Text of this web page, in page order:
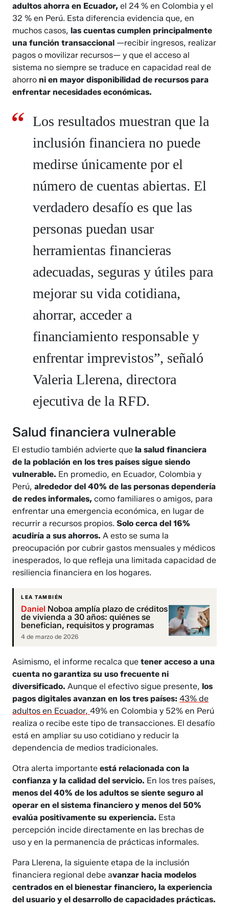
adultos ahorra en Ecuador,el 24 % en Colombia y el
32 % en Perú. Esta diferencia evidencia que, en
muchos casos, las cuentas cumplen principalmente
una función transaccional —recibir ingresos, realizar
pagos o movilizar recursos— y que el acceso al
sistema no siempre se traduce en capacidad real de
ahorroni en mayor disponibilidad de recursos para
enfrentar necesidades económicas.
Los resultados muestran que la
inclusión financiera no puede
medirse únicamente por el
número de cuentas abiertas. El
verdadero desafío es que las
personas puedan usar
herramientas financieras
adecuadas, seguras y útiles para
mejorar su vida cotidiana,
ahorrar, acceder a
financiamiento responsable y
enfrentar imprevistos”, señaló
Valeria Llerena, directora
ejecutiva de la RFD.
Salud financiera vulnerable
El estudio también advierte que la salud financiera
de la población en los tres países sigue siendo
vulnerable. En promedio, en Ecuador, Colombia y
Perú,alrededor del 40% de las personas dependería
de redes informales,como familiares o amigos, para
enfrentar una emergencia económica, en lugar de
recurrir a recursos propios.Solo cerca del 16%
acudiría a sus ahorros.A esto se suma la
preocupación por cubrir gastos mensuales y médicos
inesperados, lo que refleja una limitada capacidad de
resiliencia financiera en los hogares.
LEA TAMBIÉN
Daniel Noboa amplía plazo de créditos
de vivienda a 30 años: quiénes se
benefician, requisitos y programas
4 de marzo de 2026
Asimismo, el informe recalca quetener acceso a una
cuenta no garantiza su uso frecuente ni
diversificado.Aunque el efectivo sigue presente, los
pagos digitales avanzan en los tres países: 43% de
adultos en Ecuador,49% en Colombia y 52% en Perú
realiza o recibe este tipo de transacciones. El desafío
está en ampliar su uso cotidiano y reducir la
dependencia de medios tradicionales.
Otra alerta importanteestá relacionada con la
confianza y la calidad del servicio. En los tres países,
menos del 40% de los adultos se siente seguro al
operar en el sistema financiero y menos del 50%
evalúa positivamente su experiencia. Esta
percepción incide directamente en las brechas de
uso y en la permanencia de prácticas informales.
Para Llerena, la siguiente etapa de la inclusión
financiera regional debe avanzar hacia modelos
centrados en el bienestar financiero, la experiencia
del usuario y el desarrollo de capacidades prácticas.